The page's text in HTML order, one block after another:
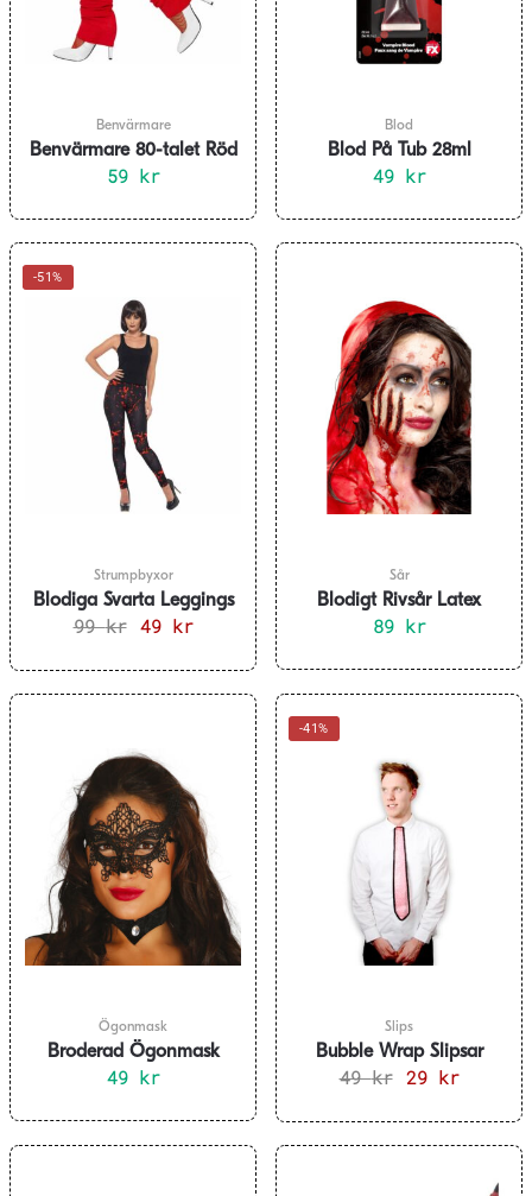
Benvärmare
Benvärmare 80-talet Röd
59 kr
Blod
Blod På Tub 28ml
49 kr
-51%
Strumpbyxor
Blodiga Svarta Leggings
99kr
Det
priset
49 krDet
nuvarande
priset
Sår
Blodigt Rivsår Latex
89 kr
Ögonmask
Broderad Ögonmask
49 kr
-41%
Slips
Bubble Wrap Slipsar
49kr
Det
priset
29 krDet
priset
29 kr.